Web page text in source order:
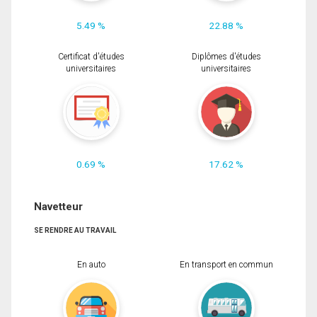
5.49 % 22.88 %
Certificat d'études
universitaires
0.69 %
Diplômes d'études
universitaires
17.62 %
Navetteur
SE RENDRE AU TRAVAIL
En auto En transport en commun